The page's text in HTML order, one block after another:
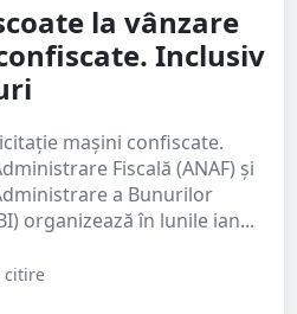
la vânzare
Inclusiv
mașini confiscate.
Fiscală (ANAF) și
a Bunurilor
organizează în lunile ian...
citire